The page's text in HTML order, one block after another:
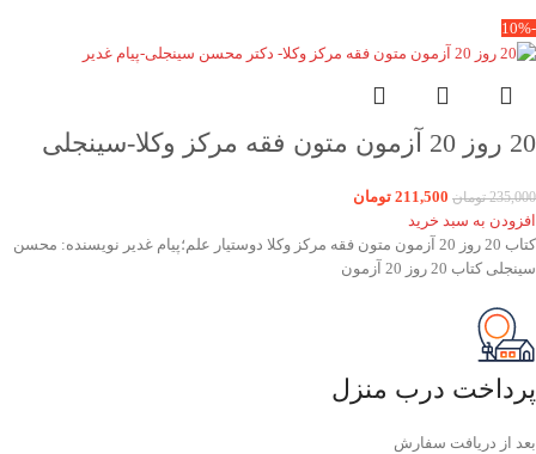
-10%
20 روز 20 آزمون متون فقه مرکز وکلا-سینجلی
235,000 تومان 211,500 تومان
افزودن به سبد خرید
کتاب 20 روز 20 آزمون متون فقه مرکز وکلا دوستیار علم؛پیام غدیر نویسنده: محسن
سینجلی کتاب 20 روز 20 آزمون
پرداخت درب منزل
بعد از دریافت سفارش